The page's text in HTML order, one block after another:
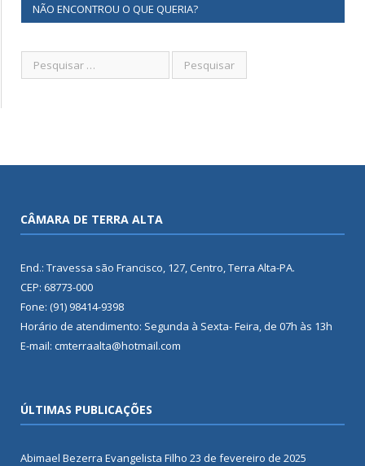
NÃO ENCONTROU O QUE QUERIA?
CÂMARA DE TERRA ALTA
End.: Travessa são Francisco, 127, Centro, Terra Alta-PA.
CEP: 68773-000
Fone: (91) 98414-9398
Horário de atendimento: Segunda à Sexta- Feira, de 07h às 13h
E-mail: cmterraalta@hotmail.com
ÚLTIMAS PUBLICAÇÕES
Abimael Bezerra Evangelista Filho 23 de fevereiro de 2025